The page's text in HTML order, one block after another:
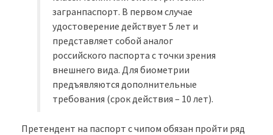
загранпаспорт. В первом случае
удостоверение действует 5 лет и
представляет собой аналог
российского паспорта с точки зрения
внешнего вида. Для биометрии
предъявляются дополнительные
требования (срок действия – 10 лет).
Претендент на паспорт с чипом обязан пройти ряд